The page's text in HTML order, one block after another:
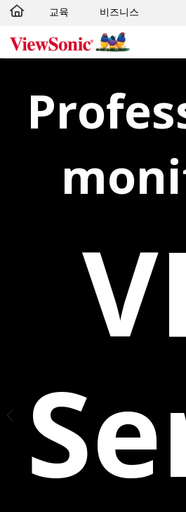
Skip to main content
교육 비즈니스